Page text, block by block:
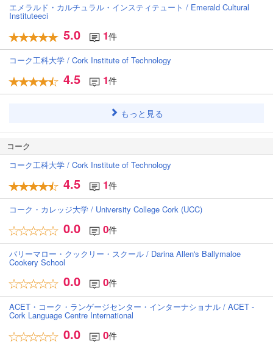
エメラルド・カルチュラル・インスティテュート / Emerald Cultural
Instituteeci
5.0 1件
コーク工科大学 / Cork Institute of Technology
4.5 1件
もっと見る
コーク
コーク工科大学 / Cork Institute of Technology
4.5 1件
コーク・カレッジ大学 / University College Cork (UCC)
0.0 0件
バリーマロー・クックリー・スクール / Darina Allen's Ballymaloe
Cookery School
0.0 0件
ACET・コーク・ランゲージセンター・インターナショナル / ACET -
Cork Language Centre International
0.0 0件